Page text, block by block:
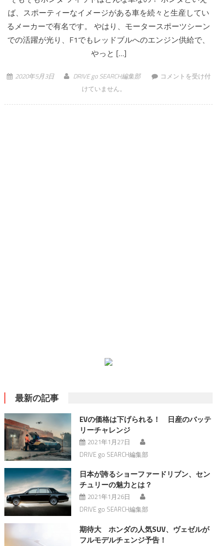
ば、スポーティーなイメージがある車を続々と生産してい
るメーカーで有名です。 やはり、モータースポーツシーン
での活躍が光り、F1でもレッドブルへのエンジン供給で、
やっと […]
2020年5月3日 DRIVE go SEARCH編集部
大人気車種！ホンダ
コメントを受け付
けていません。
最新の記事
EVの価格は下げられる！ 日産のバッテ
リーチャレンジ
2021年1月27日
DRIVE go SEARCH編集部
日本が誇るショーファードリブン、セン
チュリーの魅力とは？
2021年1月26日
DRIVE go SEARCH編集部
期待大 ホンダの人気SUV、ヴェゼルが
フルモデルチェンジ予告！